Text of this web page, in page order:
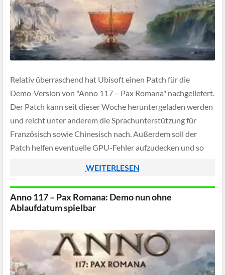
Relativ überraschend hat Ubisoft einen Patch für die
Demo-Version von "Anno 117 – Pax Romana" nachgeliefert.
Der Patch kann seit dieser Woche heruntergeladen werden
und reicht unter anderem die Sprachunterstützung für
Französisch sowie Chinesisch nach. Außerdem soll der
Patch helfen eventuelle GPU-Fehler aufzudecken und so
WEITERLESEN
Anno 117 – Pax Romana: Demo nun ohne
Ablaufdatum spielbar